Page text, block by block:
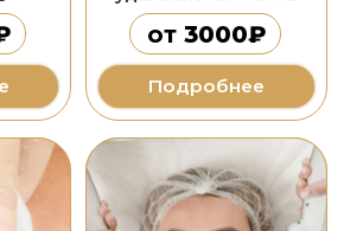
Подробнее
8800₽
коррекция морщин
экспресс омоложение
Омоложение
GENEO+